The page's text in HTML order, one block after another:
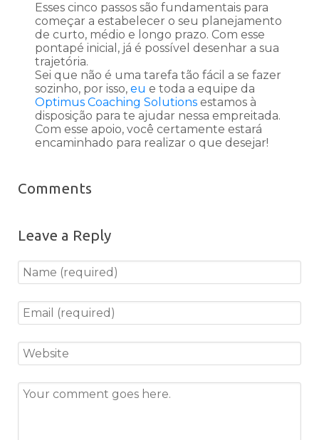
Esses cinco passos são fundamentais para
começar a estabelecer o seu planejamento
de curto, médio e longo prazo. Com esse
pontapé inicial, já é possível desenhar a sua
trajetória.
Sei que não é uma tarefa tão fácil a se fazer
sozinho, por isso, eu e toda a equipe da
Optimus Coaching Solutions estamos à
disposição para te ajudar nessa empreitada.
Com esse apoio, você certamente estará
encaminhado para realizar o que desejar!
Comments
Leave a Reply